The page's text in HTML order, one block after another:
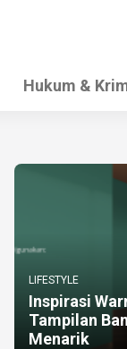
Hukum &
LIFESTYLE
Inspirasi
Tampilan
Menarik